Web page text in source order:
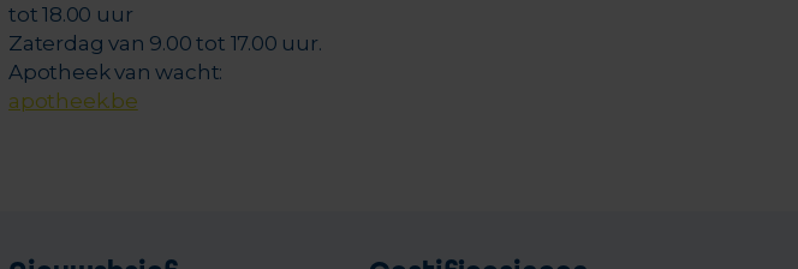
tot 18.00 uur
Zaterdag van 9.00 tot 17.00 uur.
Apotheek van wacht:
apotheek.be